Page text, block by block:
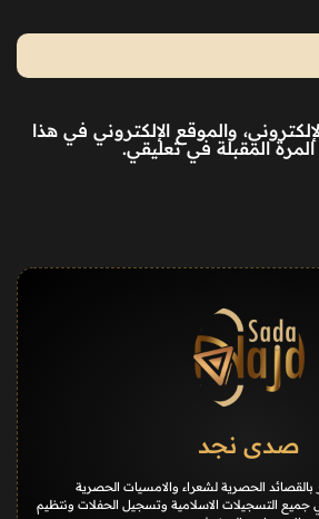
والموقع الإلكتروني في هذا
المقبلة في تعليقي.
صدى نجد
الحصرية لشعراء والامسيات الحصرية
جميع التسجيلات الاسلامية وتسجيل الحفلات ونتظيم